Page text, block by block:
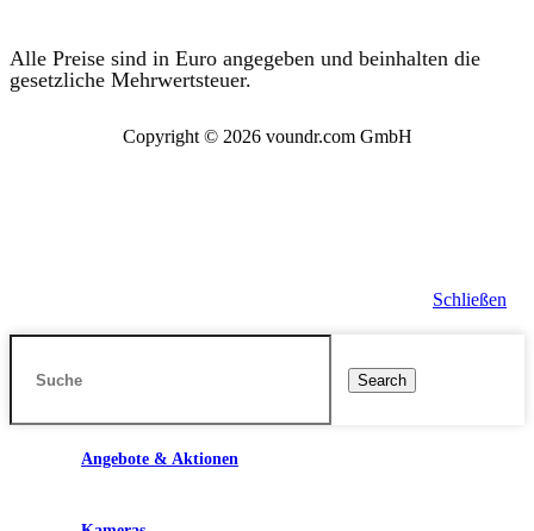
Alle Preise sind in Euro angegeben und beinhalten die
gesetzliche Mehrwertsteuer.
Copyright © 2026 voundr.com GmbH
Schließen
Search
Angebote & Aktionen